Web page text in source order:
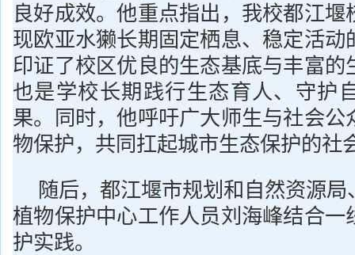
良好成效。他重点指出，我校都江堰
现欧亚水獭长期固定栖息、稳定活动
印证了校区优良的生态基底与丰富的
也是学校长期践行生态育人、守护
果。同时，他呼吁广大师生与社会公
物保护，共同扛起城市生态保护的社
随后，都江堰市规划和自然资源
植物保护中心工作人员刘海峰结合一
护实践。